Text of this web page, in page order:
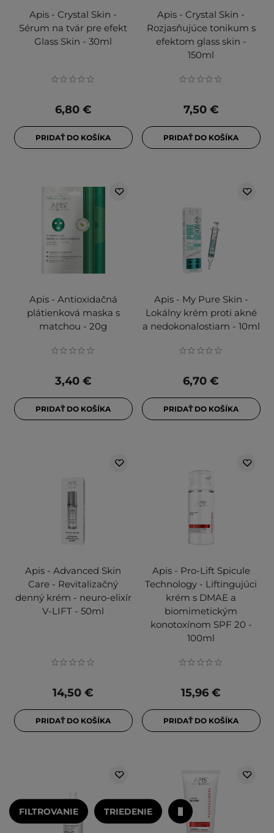
Apis - Crystal Skin -
Sérum na tvár pre efekt
Glass Skin - 30ml
6,80 €
PRIDAŤ DO KOŠÍKA
Apis - Crystal Skin -
Rozjasňujúce tonikum s
efektom glass skin -
150ml
7,50 €
PRIDAŤ DO KOŠÍKA
Apis - Antioxidačná
plátienková maska s
matchou - 20g
3,40 €
PRIDAŤ DO KOŠÍKA
Apis - My Pure Skin -
Lokálny krém proti akné
a nedokonalostiam - 10ml
6,70 €
PRIDAŤ DO KOŠÍKA
Apis - Advanced Skin
Care - Revitalizačný
denný krém - neuro-elixír
V-LIFT - 50ml
14,50 €
PRIDAŤ DO KOŠÍKA
Apis - Pro-Lift Spicule
Technology - Liftingujúci
krém s DMAE a
biomimetickým
konotoxínom SPF 20 -
100ml
15,96 €
PRIDAŤ DO KOŠÍKA
FILTROVANIE TRIEDENIE